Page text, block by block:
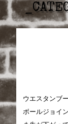
ウエスタンブ
ボールジョイ